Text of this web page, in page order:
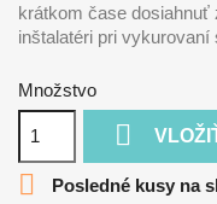
krátkom čase dosiahnuť
inštalatéri pri vykurovaní
Množstvo

 Posledné kusy na